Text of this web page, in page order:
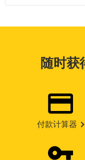
随时获
付款计算器